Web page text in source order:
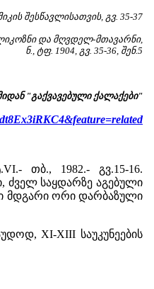
შესწავლისათვის, გვ. 35-37
და მღვდელ-მთავარნი,
ნ., ტფ. 1904, გვ. 35-36, შენ.5
"გაქვავებული ქალაქები"
თბ., 1982.- გვ.15-16.
საყდარზე აგებული
მდგარი ორი დარბაზული
XI-XIII საუკუნეების